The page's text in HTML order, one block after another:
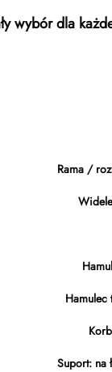
wybór dla
Rama /
Hamulec
Suport: na